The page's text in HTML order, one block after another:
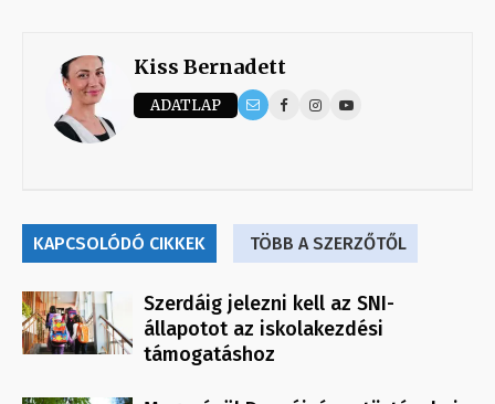
Kiss Bernadett
ADATLAP
KAPCSOLÓDÓ CIKKEK TÖBB A SZERZŐTŐL
Szerdáig jelezni kell az SNI-
állapotot az iskolakezdési
támogatáshoz